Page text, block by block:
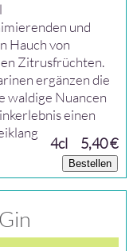
und
Hauch von
Zitrusfrüchten.
ergänzen die
waldige Nuancen
einen
4cl 5,40 €
Bestellen